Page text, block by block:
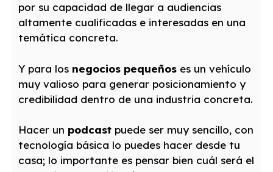
por su capacidad de llegar a audiencias
altamente cualificadas e interesadas en una
temática concreta.
Y para los negocios pequeños es un vehículo
muy valioso para generar posicionamiento y
credibilidad dentro de una industria concreta.
Hacer un podcast puede ser muy sencillo, con
tecnología básica lo puedes hacer desde tu
casa; lo importante es pensar bien cuál será el